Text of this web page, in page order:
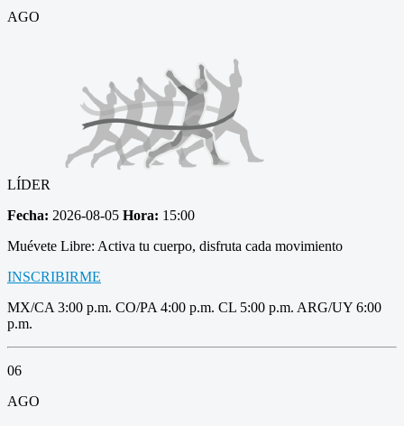
AGO
LÍDER
Fecha: 2026-08-05 Hora: 15:00
Muévete Libre: Activa tu cuerpo, disfruta cada movimiento
INSCRIBIRME
MX/CA 3:00 p.m. CO/PA 4:00 p.m. CL 5:00 p.m. ARG/UY 6:00
p.m.
06
AGO